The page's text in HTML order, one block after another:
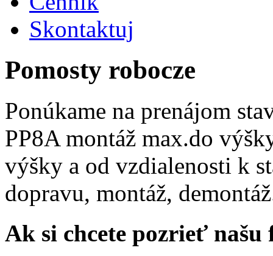
Skontaktuj
Pomosty robocze
Ponúkame na prenájom
PP8A montáž max.do
výšky a od vzdialenosti k
dopravu, montáž,
Ak si chcete pozrieť